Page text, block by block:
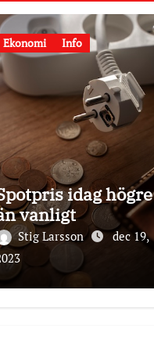
Ekonomi Info
idag högre
vanligt
Stig Larsson
dec 19,